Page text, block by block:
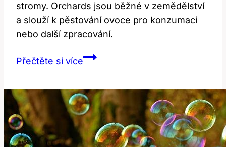
stromy. Orchards jsou běžné v zemědělství
a slouží k pěstování ovoce pro konzumaci
nebo další zpracování.
Přečtěte si víceOrchard:
Botanický
Anglický
Výraz
Znamená?